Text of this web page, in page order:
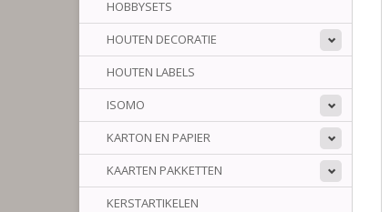
HOBBYSETS
HOUTEN DECORATIE
HOUTEN LABELS
ISOMO
KARTON EN PAPIER
KAARTEN PAKKETTEN
KERSTARTIKELEN